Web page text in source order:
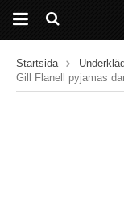
Startsida
Gill Flanell pyjamas